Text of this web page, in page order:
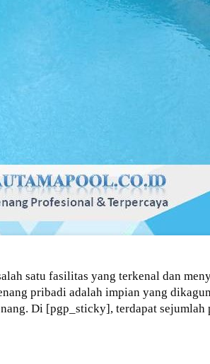
satu fasilitas yang terkenal dan
pribadi adalah impian yang
Di [pgp_sticky], terdapat sejumlah